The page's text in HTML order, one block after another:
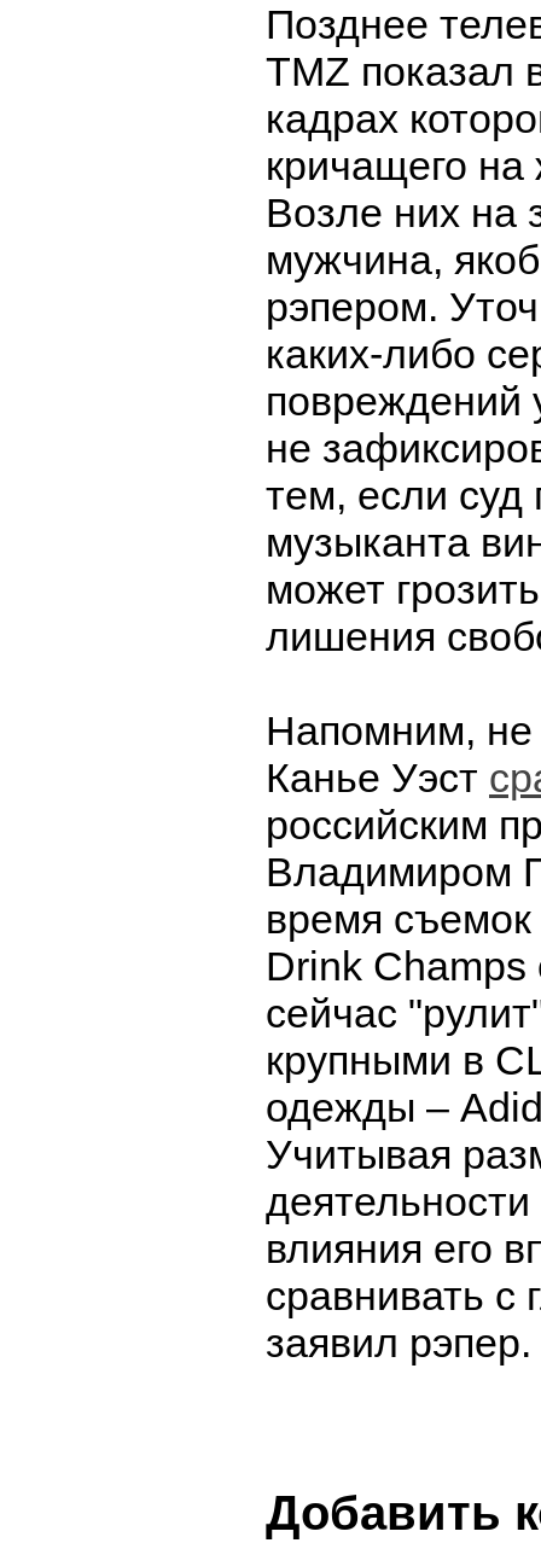
Позднее
TMZ показал
кадрах
кричащего
Возле них на
мужчина,
рэпером.
каких-либо
повреждений
не
тем, если суд
музыканта
может
лишения
Напомним, не
Канье Уэст
российским
Владимиром
время
Drink Champs
сейчас
крупными в
одежды –
Учитывая
влияния его
сравнивать с
заявил рэпер.
Добавить